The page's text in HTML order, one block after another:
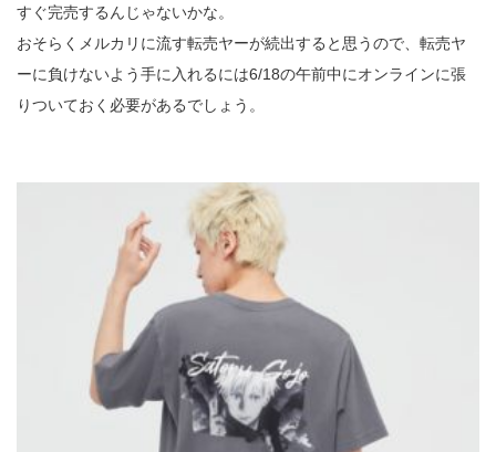
すぐ完売するんじゃないかな。
おそらくメルカリに流す転売ヤーが続出すると思うので、転売ヤ
ーに負けないよう手に入れるには6/18の午前中にオンラインに張
りついておく必要があるでしょう。